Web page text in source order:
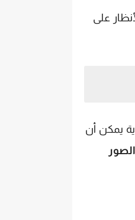
على
يمكن أن